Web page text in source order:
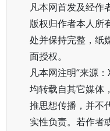
凡本网首发及经作
版权归作者本人所
处并保持完整，纸
面授权。
凡本网注明“来源：
均转载自其它媒体
推思想传播，并不
实性负责。若作者